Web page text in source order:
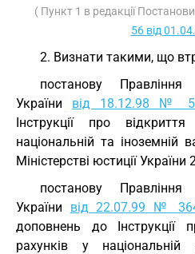
( Пункт 1 в редакції
56 від
2. Визнати такими, що
постанову
України від 18.12.98 №
Інструкції про
національній та іноземній
Міністерстві юстиції
постанову
України від 22.07.99 №
доповнень до Інструкції
рахунків у національній